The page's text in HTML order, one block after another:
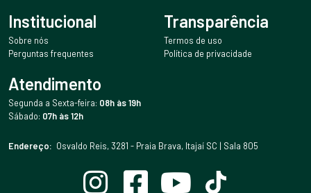
Institucional
Sobre nós
Perguntas frequentes
Transparência
Termos de uso
Política de privacidade
Atendimento
Segunda a Sexta-feira: 08h às 19h
Sábado: 07h às 12h
Endereço: Osvaldo Reis, 3281 - Praia Brava, Itajaí SC | Sala 805